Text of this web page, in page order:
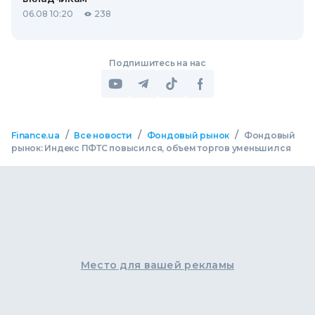
06.08 10:20 238
Подпишитесь на нас
Finance.ua / Все новости / Фондовый рынок /
Фондовый
рынок: Индекс ПФТС повысился, объем торгов уменьшился
Место для вашей рекламы